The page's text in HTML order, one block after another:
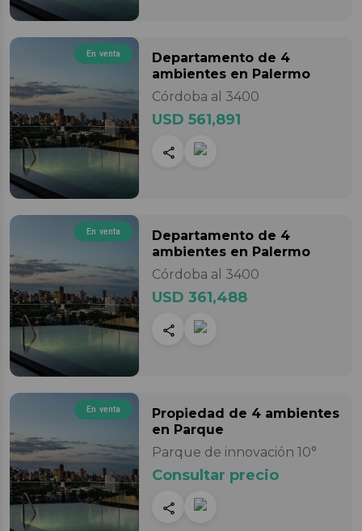
En venta Departamento de 4
ambientes en Palermo
Córdoba al 3400
USD 561,891
En venta Departamento de 4
ambientes en Palermo
Córdoba al 3400
USD 361,488
En venta Propiedad de 4 ambientes
en Parque
Parque de innovación 10°
Consultar precio